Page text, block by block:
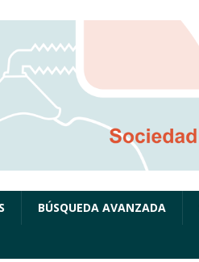
BÚSQUEDA AVANZADA